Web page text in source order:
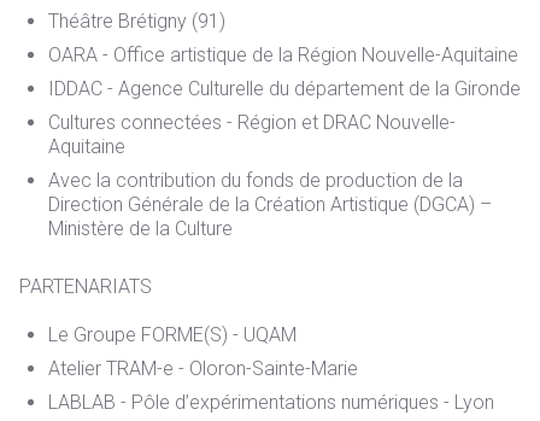
Théâtre Brétigny (91)
OARA - Office artistique de la Région Nouvelle-Aquitaine
IDDAC - Agence Culturelle du département de la Gironde
Cultures connectées - Région et DRAC Nouvelle-
Aquitaine
Avec la contribution du fonds de production de la
Direction Générale de la Création Artistique (DGCA) –
Ministère de la Culture
PARTENARIATS
Le Groupe FORME(S) - UQAM
Atelier TRAM-e - Oloron-Sainte-Marie
LABLAB - Pôle d’expérimentations numériques - Lyon